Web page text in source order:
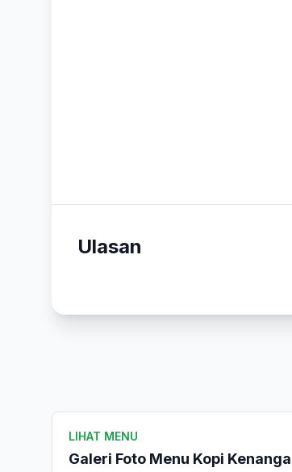
Ulasan
LIHAT MENU
Galeri Foto Menu Kopi